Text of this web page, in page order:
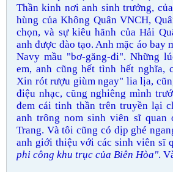
Thần kinh nơi anh sinh trưởng,
hùng của Không Quân VNCH,
chọn, và sự kiêu hãnh của Hải
anh được đào tạo. Anh mặc áo bay
Navy mầu "bơ-găng-đi". Những
em, anh cũng hết tình hết nghĩa,
Xin rót rượu giùm ngay" lia lịa,
điệu nhạc, cũng nghiêng mình
đem cái tinh thần trên truyền lại
anh trông nom sinh viên sĩ quan
Trang. Và tôi cũng có dịp ghé
anh giới thiệu với các sinh viên sĩ
phi công khu trục của Biên Hòa".